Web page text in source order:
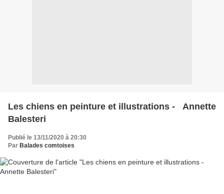
Les chiens en peinture et illustrations - Annette
Balesteri
Publié le 13/11/2020 à 20:30
Par Balades comtoises